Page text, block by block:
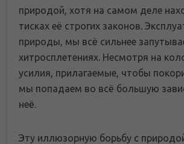
природой, хотя на самом деле
тисках её строгих законов.
природы, мы всё сильнее
хитросплетениях. Несмотря на
усилия, прилагаемые, чтобы
мы попадаем во всё большую
неё.
Эту иллюзорную борьбу с